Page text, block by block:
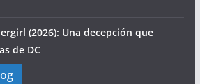
(2026): Una decepción que
de DC